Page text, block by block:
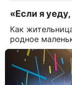
«Если я
Как
родное